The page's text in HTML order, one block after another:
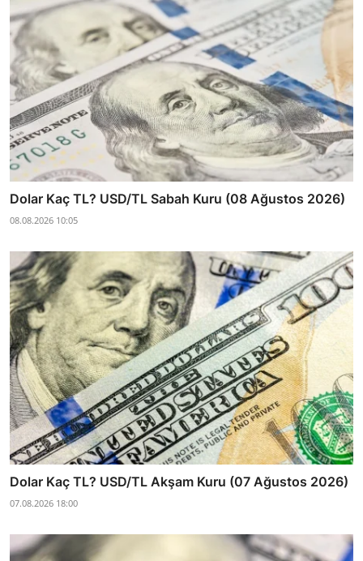
Dolar Kaç TL? USD/TL Sabah Kuru (08 Ağustos 2026)
08.08.2026 10:05
Dolar Kaç TL? USD/TL Akşam Kuru (07 Ağustos 2026)
07.08.2026 18:00